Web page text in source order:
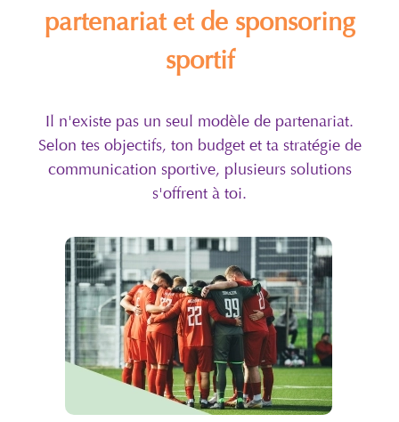
partenariat et de sponsoring
sportif
Il n'existe pas un seul modèle de partenariat.
Selon tes objectifs, ton budget et ta stratégie de
communication sportive, plusieurs solutions
s'offrent à toi.